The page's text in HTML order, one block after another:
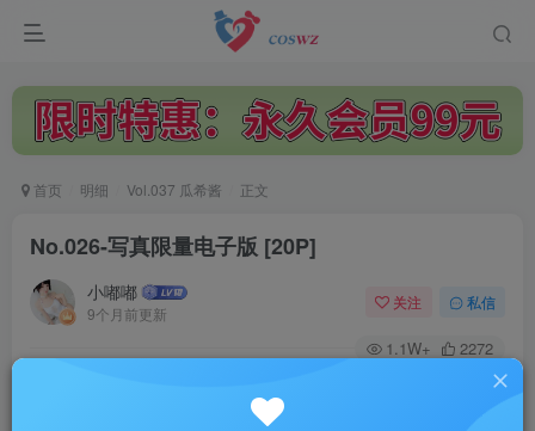
首页 明细 Vol.037 瓜希酱 正文
No.026-写真限量电子版 [20P]
小嘟嘟
9个月前更新
关注 私信
1.1W+ 2272
No.026-写真限量电子版 [20P]